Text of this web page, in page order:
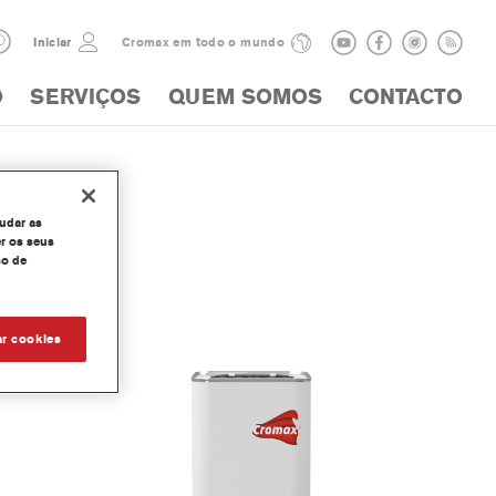
Iniciar Cromax em todo o mundo
SERVIÇOS QUEM SOMOS CONTACTO
as
os seus
de
cookies